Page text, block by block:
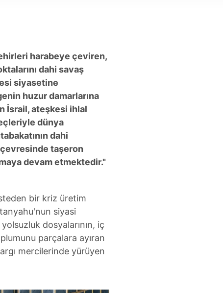
hazırlanmış Aydınlatma Metnimizi okumak ve sitemizde ilgili
almak için lütfen
harabeye çeviren,
dahi savaş
siyasetine
huzur damarlarına
İsrail, ateşkesi ihlal
dünya
dahi
çevresinde taşeron
devam etmektedir."
bir kriz üretim
siyasi
dosyalarının, iç
parçalara ayıran
mercilerinde yürüyen